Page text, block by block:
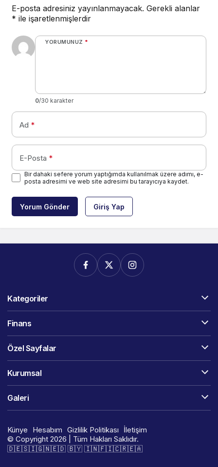
E-posta adresiniz yayınlanmayacak. Gerekli alanlar
* ile işaretlenmişlerdir
YORUMUNUZ *
0/30 karakter
Ad *
E-Posta *
Bir dahaki sefere yorum yaptığımda kullanılmak üzere adımı, e-
posta adresimi ve web site adresimi bu tarayıcıya kaydet.
Yorum Gönder Giriş Yap
Kategoriler
Finans
Özel Sayfalar
Kurumsal
Galeri
Künye Hesabım Gizlilik Politikası
İletişim
© Copyright 2026 | Tüm Hakları Saklıdır.
🇩​​​​​🇪​​​​​🇸​​​​​🇮​​​​​🇬​​​​​🇳​​​​​🇪​​​​​🇩​​​​​ 🇧​​​​​🇾​​​​​ 🇮​​​​​🇳​​​​​🇫​​​​​🇮​​​​​🇨​​​​​🇷​​​​​🇪​​​​​🇦​​​​​​​​​​